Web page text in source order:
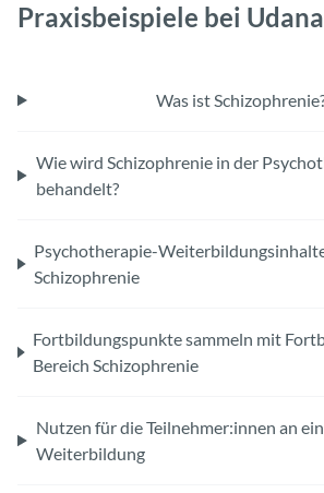
Praxisbeispiele bei Udana
Was ist
Wie wird Schizophrenie in der
behandelt?
Psychotherapie-
Schizophrenie
Fortbildungspunkte sammeln mit
Bereich Schizophrenie
Nutzen für die Teilnehmer:innen an
Weiterbildung